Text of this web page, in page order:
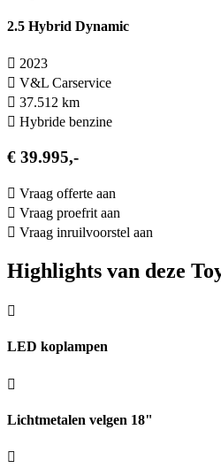
2.5 Hybrid Dynamic
2023
V&L Carservice
37.512 km
Hybride benzine
€ 39.995,-
Vraag offerte aan
Vraag proefrit aan
Vraag inruilvoorstel aan
Highlights van deze
LED koplampen
Lichtmetalen velgen 18"